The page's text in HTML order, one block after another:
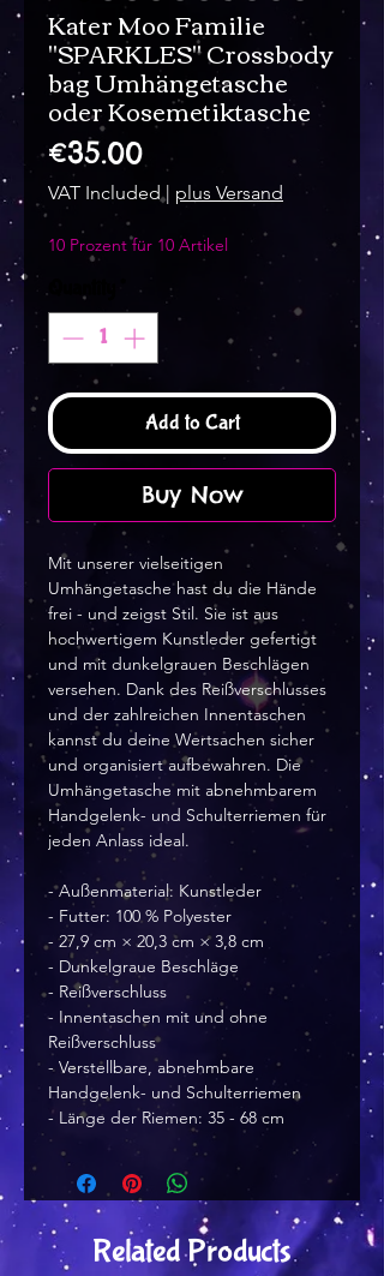
Kater Moo Familie
"SPARKLES" Crossbody
bag Umhängetasche
oder Kosemetiktasche
€35.00Price
VAT Included| plus Versand
10 Prozent für 10 Artikel
Add to Cart
Buy Now
Mit unserer vielseitigen
Umhängetasche hast du die Hände
frei - und zeigst Stil. Sie ist aus
hochwertigem Kunstleder gefertigt
und mit dunkelgrauen Beschlägen
versehen. Dank des Reißverschlusses
und der zahlreichen Innentaschen
kannst du deine Wertsachen sicher
und organisiert aufbewahren. Die
Umhängetasche mit abnehmbarem
Handgelenk- und Schulterriemen für
jeden Anlass ideal.
- Außenmaterial: Kunstleder
- Futter: 100 % Polyester
- 27,9 cm × 20,3 cm × 3,8 cm
- Dunkelgraue Beschläge
- Reißverschluss
- Innentaschen mit und ohne
Reißverschluss
- Verstellbare, abnehmbare
Handgelenk- und Schulterriemen
- Länge der Riemen: 35 - 68 cm
Related Products